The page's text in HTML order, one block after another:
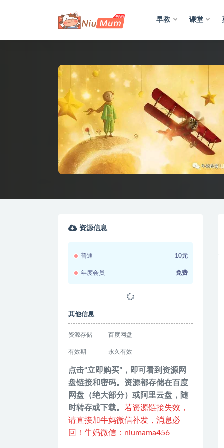
早教 课堂
资源信息
普通 10元
年度会员 免费
其他信息
资源存储 百度网盘
有效期 永久有效
点击“立即购买”，即可看到资源网
盘链接和密码。资源都存储在百度
网盘（绝大部分）或阿里云盘，随
时转存或下载。 若资源链接失效，
请直接加牛妈微信补发，消息必
回！牛妈微信：niumama456